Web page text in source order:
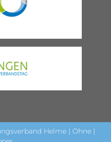
Helme | Ohne |